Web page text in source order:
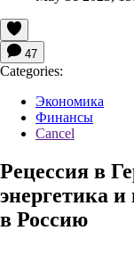
47
Categories:
Экономика
Финансы
Cancel
Рецессия в
энергетика
в Россию